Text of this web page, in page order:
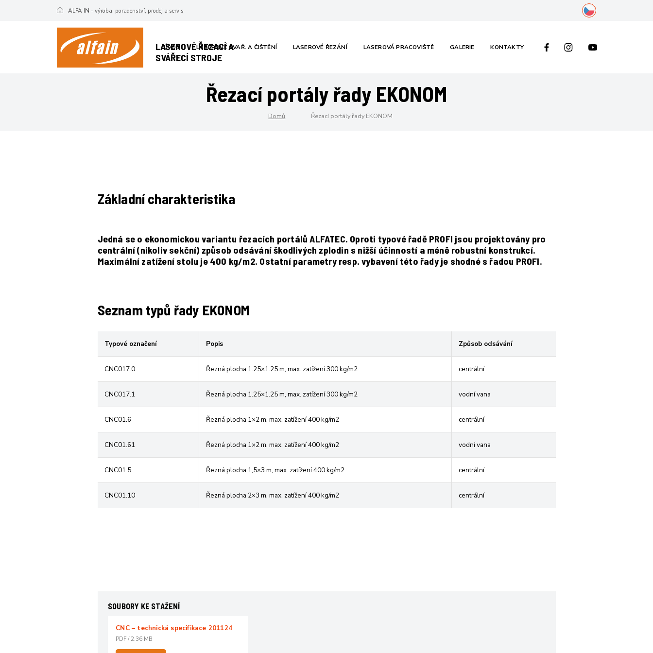
ALFA IN - výroba, poradenství, prodej a servis cs
LASEROVÉ ŘEZACÍ A
SVÁŘECÍ STROJE
ÚVOD LASEROVÉ SVAŘ. A ČIŠTĚNÍ LASEROVÉ ŘEZÁNÍ LASEROVÁ PRACOVIŠTĚ GALERIE KONTAKTY FACEBOOKINSTAGRAMYOUTUBE ALFA IN
Řezací portály řady EKONOM
Domů Řezací portály řady EKONOM
Základní charakteristika
Jedná se o ekonomickou variantu řezacích portálů ALFATEC. Oproti typové řadě PROFI jsou projektovány pro
centrální (nikoliv sekční) způsob odsávání škodlivých zplodin s nižší účinností a méně robustní konstrukcí.
Maximální zatížení stolu je 400 kg/m2. Ostatní parametry resp. vybavení této řady je shodné s řadou PROFI.
Seznam typů řady EKONOM
Typové označení Popis Způsob odsávání
CNC017.0 Řezná plocha 1.25×1.25 m, max. zatížení 300 kg/m2 centrální
CNC017.1 Řezná plocha 1.25×1.25 m, max. zatížení 300 kg/m2 vodní vana
CNC01.6 Řezná plocha 1×2 m, max. zatížení 400 kg/m2 centrální
CNC01.61 Řezná plocha 1×2 m, max. zatížení 400 kg/m2 vodní vana
CNC01.5 Řezná plocha 1,5×3 m, max. zatížení 400 kg/m2 centrální
CNC01.10 Řezná plocha 2×3 m, max. zatížení 400 kg/m2 centrální
SOUBORY KE STAŽENÍ
CNC – technická specifikace 201124
PDF/2.36 MB